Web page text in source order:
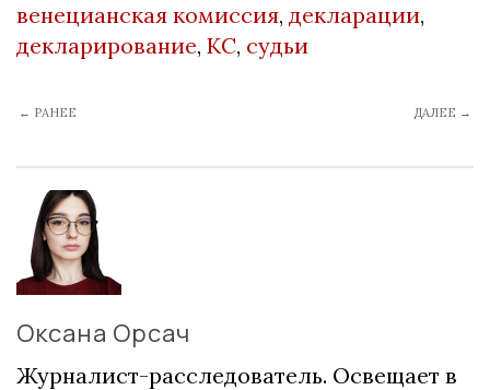
венецианская комиссия, декларации,
декларирование, КС, судьи
← РАНЕЕ ДАЛЕЕ →
Оксана Орсач
Журналист-расследователь. Освещает в